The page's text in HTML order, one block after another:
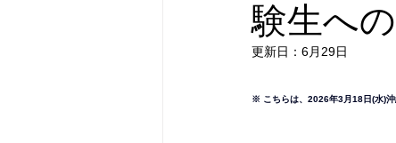
験生へ
更新日： 6月29日
※ こちらは、2026年3月18日(水)沖